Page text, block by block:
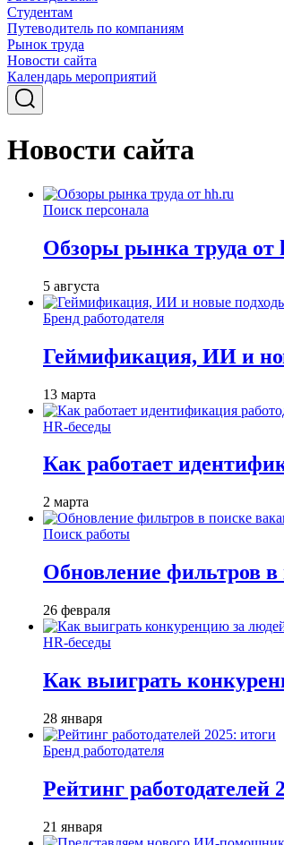
Студентам
Путеводитель по компаниям
Рынок труда
Новости сайта
Календарь мероприятий
Новости сайта
Поиск персонала
Обзоры рынка труда от
5 августа
Бренд работодателя
Геймификация, ИИ и
13 марта
HR-беседы
Как работает
2 марта
Поиск работы
Обновление фильтров в
26 февраля
HR-беседы
Как выиграть
28 января
Бренд работодателя
Рейтинг работодателей
21 января